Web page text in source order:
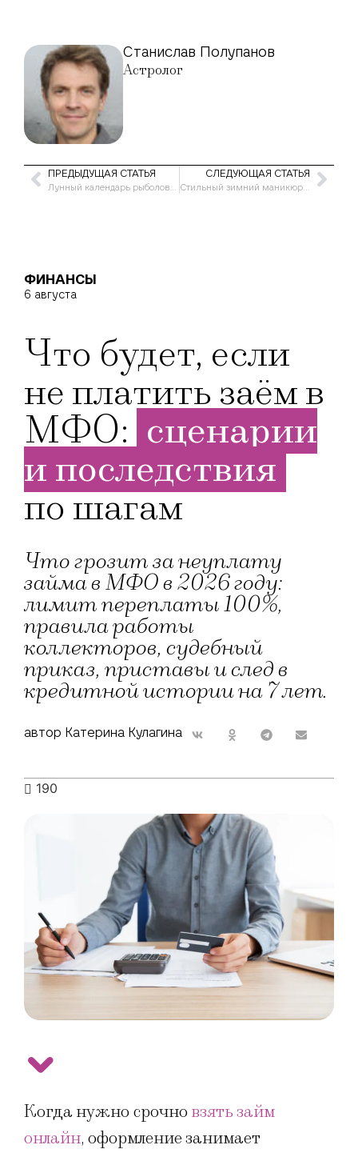
Станислав Полупанов
Астролог
ПРЕДЫДУЩАЯ СТАТЬЯ СЛЕДУЮЩАЯ СТАТЬЯ
Стильный зимний маникюр 2020-2021
ФИНАНСЫ
6 августа
Что будет, если
не платить заём в
МФО: сценарии
и последствия
по шагам
Что грозит за неуплату
займа в МФО в 2026 году:
лимит переплаты 100%,
правила работы
коллекторов, судебный
приказ, приставы и след в
кредитной истории на 7 лет.
автор Катерина Кулагина
190
Когда нужно срочно взять займ
онлайн, оформление занимает